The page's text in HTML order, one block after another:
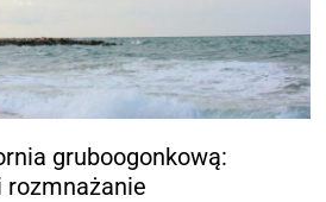
gruboogonkową:
rozmnażanie